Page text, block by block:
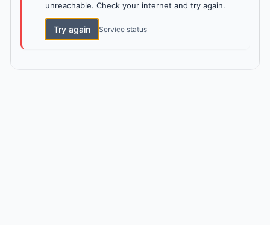
unreachable. Check your internet and try again.
Try again Service status